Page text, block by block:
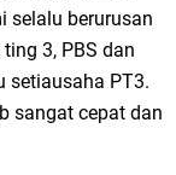
selalu berurusan
3, PBS dan
setiausaha PT3.
sangat cepat dan